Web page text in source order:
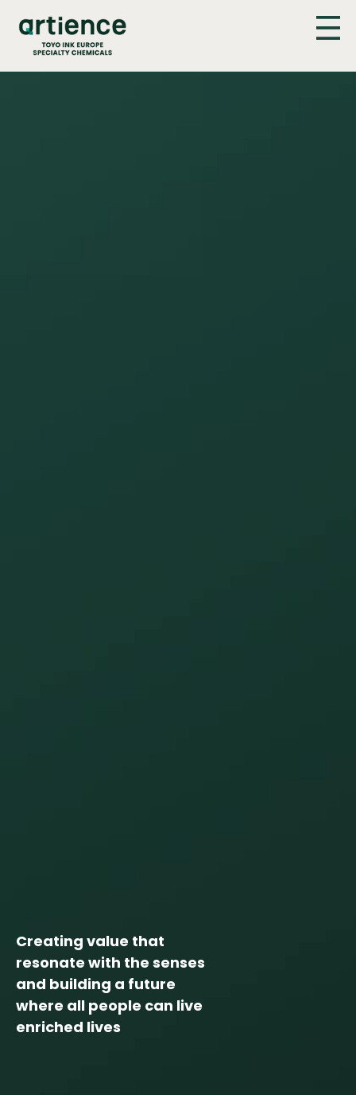
Creating value that
resonate with the senses
and building a future
where all people can live
enriched lives
Creating value that
resonate with the senses
and building a future
where all people can live
enriched lives